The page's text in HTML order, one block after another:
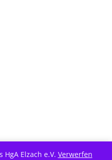
Elzach e.V. Verwerfen